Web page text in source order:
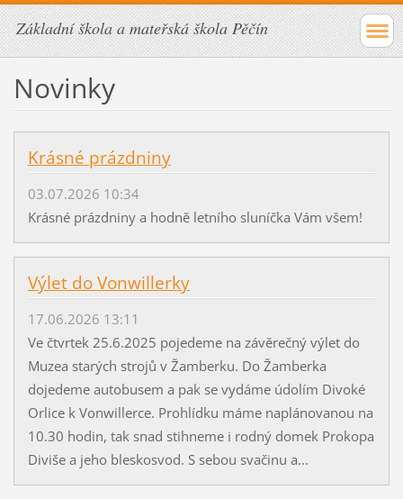
Základní škola a mateřská škola Pěčín
Novinky
Krásné prázdniny
03.07.2026 10:34
Krásné prázdniny a hodně letního sluníčka Vám všem!
Výlet do Vonwillerky
17.06.2026 13:11
Ve čtvrtek 25.6.2025 pojedeme na závěrečný výlet do
Muzea starých strojů v Žamberku. Do Žamberka
dojedeme autobusem a pak se vydáme údolím Divoké
Orlice k Vonwillerce. Prohlídku máme naplánovanou na
10.30 hodin, tak snad stihneme i rodný domek Prokopa
Diviše a jeho bleskosvod. S sebou svačinu a...